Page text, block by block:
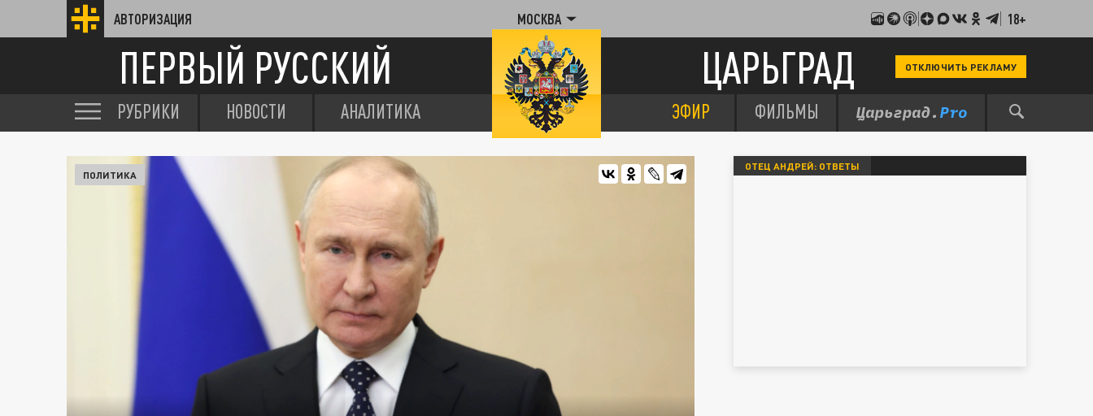
АВТОРИЗАЦИЯ МОСКВА 18+
ПЕРВЫЙ РУССКИЙ ЦАРЬГРАД ОТКЛЮЧИТЬ РЕКЛАМУ
РУБРИКИ НОВОСТИ АНАЛИТИКА ЭФИР ФИЛЬМЫ
ПОЛИТИКА
ОТЕЦ АНДРЕЙ: ОТВЕТЫ